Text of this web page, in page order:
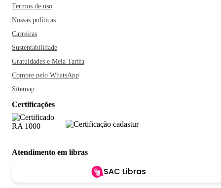
Termos de uso
Nossas políticas
Carreiras
Sustentabilidade
Gratuidades e Meia Tarifa
Compre pelo WhatsApp
Sitemap
Certificações
Atendimento em libras
SAC Libras